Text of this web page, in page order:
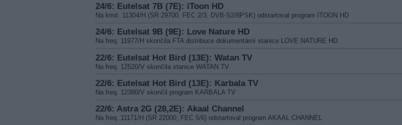
24/6: Eutelsat 7B (7E): iToon HD
Na kmit. 11304/H (SR 29700, FEC 2/3, DVB-S2/8PSK) odstartoval program ITOON HD
24/6: Eutelsat 9B (9E): Love Nature HD
Na freq. 11977/H skončila FTA distribuce dokumentární stanice LOVE NATURE HD
22/6: Eutelsat Hot Bird (13E): Watan TV
Na freq. 12520/V skončila stanice WATAN TV
22/6: Eutelsat Hot Bird (13E): Karbala TV
Na freq. 12380/V skončil program KARBALA TV
22/6: Astra 2G (28,2E): Akaal Channel
Na freq. 11171/H (SR 22000, FEC 5/6) odstartoval program AKAAL CHANNEL